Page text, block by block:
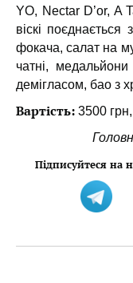
YO, Nectar D’or, A
віскі
фокача, салат на
чатні,
демігласом, бао з
Вартість: 3500 грн,
Підписуйтеся на